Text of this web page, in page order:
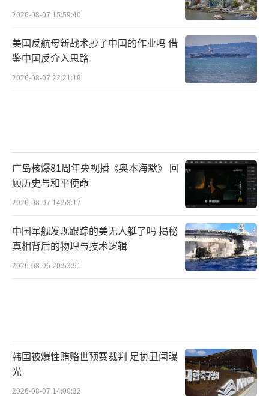
2026-08-07 15:59:40
美国反航母新战术抄了中国的作业吗 借
鉴中国反介入思路
2026-08-07 22:21:19
广岛核爆81周年央视播《奥本海默》 回
顾历史与和平使命
2026-08-07 14:58:17
中国军舰发现跟踪的美无人艇了吗 揭秘
真相背后的物理与技术逻辑
2026-08-06 20:53:51
韩国被爆性贿赂世预赛裁判 足协丑闻曝
光
2026-08-07 14:00:32